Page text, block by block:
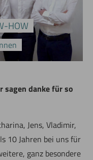
HOW
sagen danke für so
Jens, Vladimir,
10 Jahren bei uns für
ganz besondere